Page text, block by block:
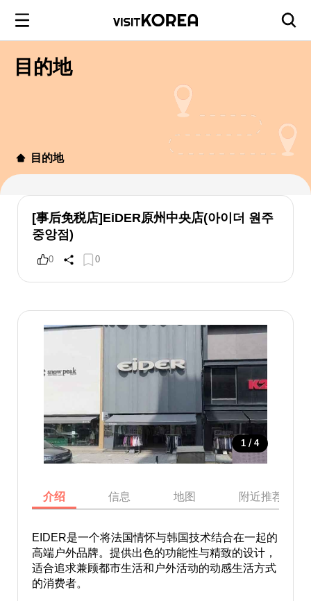
目的地
目的地
[事后免税店]EiDER原州中央店(아이더 원주
중앙점)
0 0
1 / 4
介绍 信息 地图 附近推荐景点
EIDER是一个将法国情怀与韩国技术结合在一起的
高端户外品牌。提供出色的功能性与精致的设计，
适合追求兼顾都市生活和户外活动的动感生活方式
的消费者。